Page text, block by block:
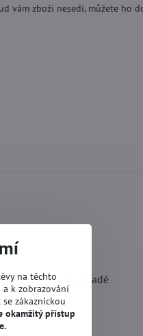
vám zboží nesedí, můžete ho
deskou. V případě
na těchto
k zobrazování
zákaznickou
okamžitý přístup